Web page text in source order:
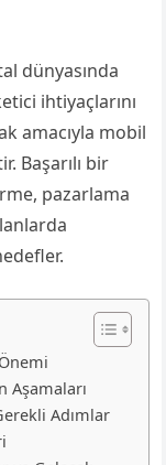
dünyasında
ihtiyaçlarını
amacıyla mobil
Başarılı bir
pazarlama
Aşamaları
Adımlar